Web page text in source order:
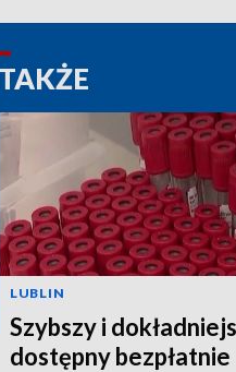
LUBLIN
Szybszy i
dostępny bezpłatnie